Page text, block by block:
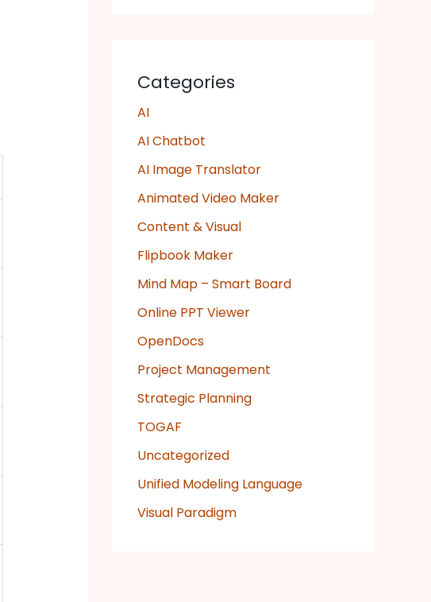
Categories
AI
AI Chatbot
AI Image Translator
Animated Video Maker
Content & Visual
Flipbook Maker
Mind Map – Smart Board
Online PPT Viewer
OpenDocs
Project Management
Strategic Planning
TOGAF
Uncategorized
Unified Modeling Language
Visual Paradigm